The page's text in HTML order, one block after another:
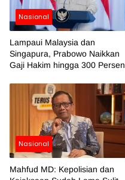
Nasional
Lampaui Malaysia dan
Singapura, Prabowo Naikkan
Gaji Hakim hingga 300 Persen
Nasional
Mahfud MD: Kepolisian dan